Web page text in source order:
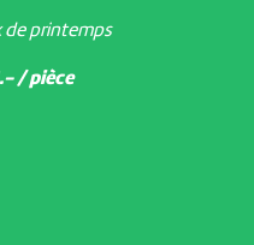
de printemps
/ pièce